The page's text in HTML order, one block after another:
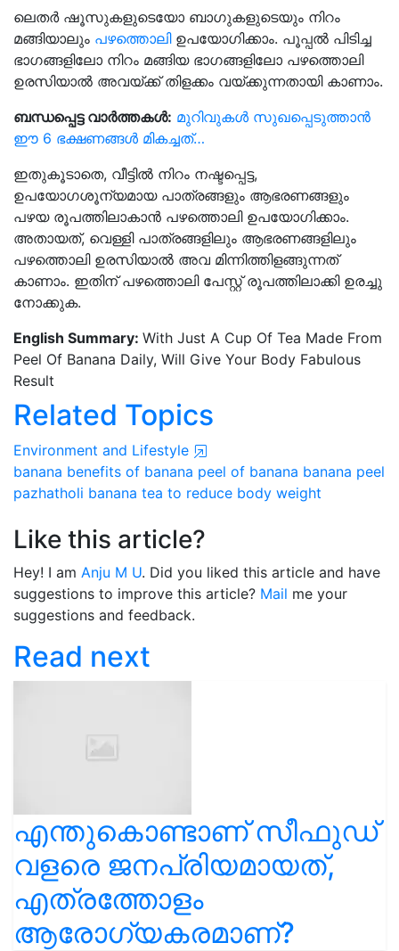
ലെതർ ഷൂസുകളുടെയോ ബാഗുകളുടെയും നിറം
മങ്ങിയാലും പഴത്തൊലിഉപയോഗിക്കാം. പൂപ്പൽ പിടിച്ച
ഭാഗങ്ങളിലോ നിറം മങ്ങിയ ഭാഗങ്ങളിലോ പഴത്തൊലി
ഉരസിയാൽ അവയ്ക്ക് തിളക്കം വയ്ക്കുന്നതായി കാണാം.
ബന്ധപ്പെട്ട വാർത്തകൾ: മുറിവുകൾ സുഖപ്പെടുത്താൻ
ഈ 6 ഭക്ഷണങ്ങൾ മികച്ചത്…
ഇതുകൂടാതെ, വീട്ടിൽ നിറം നഷ്ടപ്പെട്ട,
ഉപയോഗശൂന്യമായ പാത്രങ്ങളും ആഭരണങ്ങളും
പഴയ രൂപത്തിലാകാൻ പഴത്തൊലി ഉപയോഗിക്കാം.
അതായത്, വെള്ളി പാത്രങ്ങളിലും ആഭരണങ്ങളിലും
പഴത്തൊലി ഉരസിയാൽ അവ മിന്നിത്തിളങ്ങുന്നത്
കാണാം. ഇതിന് പഴത്തൊലി പേസ്റ്റ് രൂപത്തിലാക്കി ഉരച്ചു
നോക്കുക.
English Summary: With Just A Cup Of Tea Made From
Peel Of Banana Daily, Will Give Your Body Fabulous
Result
Related Topics
Environment and Lifestyle
banana benefits of banana peel of banana banana peel
pazhatholi banana tea to reduce body weight
Like this article?
Hey! I am Anju M U. Did you liked this article and have
suggestions to improve this article? Mail me your
suggestions and feedback.
Read next
എന്തുകൊണ്ടാണ് സീഫുഡ്
വളരെ ജനപ്രിയമായത്,
എത്രത്തോളം
ആരോഗ്യകരമാണ്?